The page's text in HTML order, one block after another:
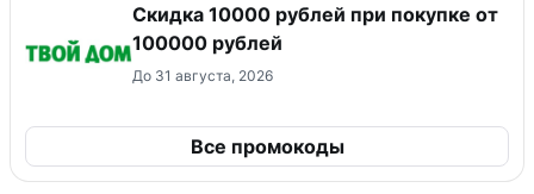
Скидка 10000 рублей при покупке от
100000 рублей
До 31 августа, 2026
Все промокоды